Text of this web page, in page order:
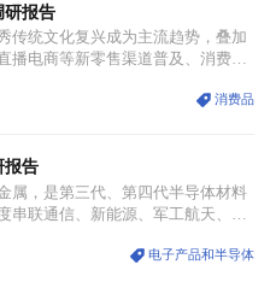
，并沿高频覆铜板、PCB电路板向
等高端电子终端持续传导，全产业
付均承受巨大压力。
研报告
传统文化复兴成为主流趋势，叠加
播电商等新零售渠道普及、消费群
节日、古风活动等小众场景，逐步
行业标准落地、生产技术升级、原
进一步夯实产业发展根基，吸引传
企业等跨界入局，市场活力持续释
消费品
报告
属，是第三代、第四代半导体材料
串联通信、新能源、军工航天、光
关键战略资源。镓并非传统大宗金
电子产品和半导体